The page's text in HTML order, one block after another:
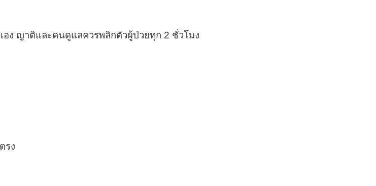
อง ญาติและคนดูแลควรพลิกตัวผู้ป่วยทุก 2 ชั่วโมง
รง